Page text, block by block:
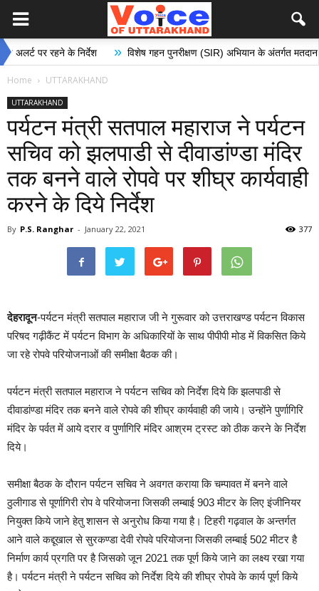
रहने के निर्देश » विशेष गहन पुनरीक्षण (SIR) अभियान के अंतर्गत मतदान केंद्रों का
Home UTTARAKHAND
UTTARAKHAND
पर्यटन मंत्री सतपाल महाराज ने पर्यटन
सचिव को झलपाडी से दीवाडांण्डा मंदिर
तक बनने वाले रोपवे पर शीघ्र कार्यवाही
करने के दिये निर्देश
By P.S. Ranghar - January 22, 2021 377
देहरादून-पर्यटन मंत्री सतपाल महाराज जी ने गुरूवार को उत्तराखण्ड पर्यटन विकास
परिषद गढ़ीकैंट में पर्यटन विभाग के अधिकारियों के साथ पीपीपी मोड में विकसित किये
जा रहे रोपवे परियोजनाओं की समीक्षा बैठक की।
पर्यटन मंत्री सतपाल महाराज ने पर्यटन सचिव को निर्देश दिये कि झलपाडी से
दीवाडांण्डा मंदिर तक बनने वाले रोपवे की शीघ्र कार्यवाही की जाये। उन्होंने पुर्णागिरि
मंदिर के पर्वत में आये दरार व पुर्णागिरि मंदिर आश्रम ट्रस्ट को ठीक करने के निर्देश
दिये।
समीक्षा बैठक के दौरान पर्यटन सचिव ने अवगत कराया कि चम्पावत में बनने वाले
ठुलीगाड से पूर्णागिरी रोप वे परियोजना जिसकी लम्बाई 903 मीटर के लिए इंजीनियर
नियुक्त किये जाने हेतु शासन से अनुरोध किया गया है। टिहरी गढ़वाल के अन्तर्गत
आने वाले कद्दूखाल से सुरकण्डा देवी रोपवे परियोजना जिसकी लम्बाई 502 मीटर है
निर्माण कार्य प्रगति पर है जिसको जून 2021 तक पूर्ण किये जाने का लक्ष्य रखा गया
है। पर्यटन मंत्री ने पर्यटन सचिव को निर्देश दिये की शीघ्र रोपवे के कार्य पूर्ण किये